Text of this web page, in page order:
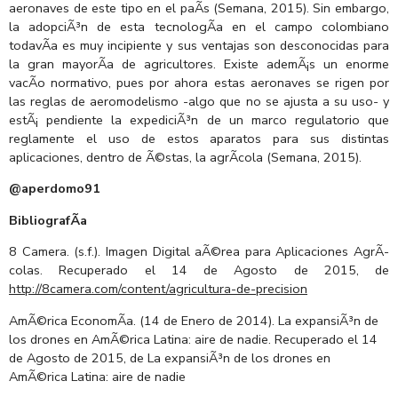
aeronaves de este tipo en el paÃ­s (Semana, 2015). Sin embargo,
la adopciÃ³n de esta tecnologÃ­a en el campo colombiano
todavÃ­a es muy incipiente y sus ventajas son desconocidas para
la gran mayorÃ­a de agricultores. Existe ademÃ¡s un enorme
vacÃ­o normativo, pues por ahora estas aeronaves se rigen por
las reglas de aeromodelismo -algo que no se ajusta a su uso- y
estÃ¡ pendiente la expediciÃ³n de un marco regulatorio que
reglamente el uso de estos aparatos para sus distintas
aplicaciones, dentro de Ã©stas, la agrÃ­cola (Semana, 2015).
@aperdomo91
BibliografÃ­a
8 Camera. (s.f.). Imagen Digital aÃ©rea para Aplicaciones AgrÃ­
colas. Recuperado el 14 de Agosto de 2015, de
http://8camera.com/content/agricultura-de-precision
AmÃ©rica EconomÃ­a. (14 de Enero de 2014). La expansiÃ³n de
los drones en AmÃ©rica Latina: aire de nadie. Recuperado el 14
de Agosto de 2015, de La expansiÃ³n de los drones en
AmÃ©rica Latina: aire de nadie